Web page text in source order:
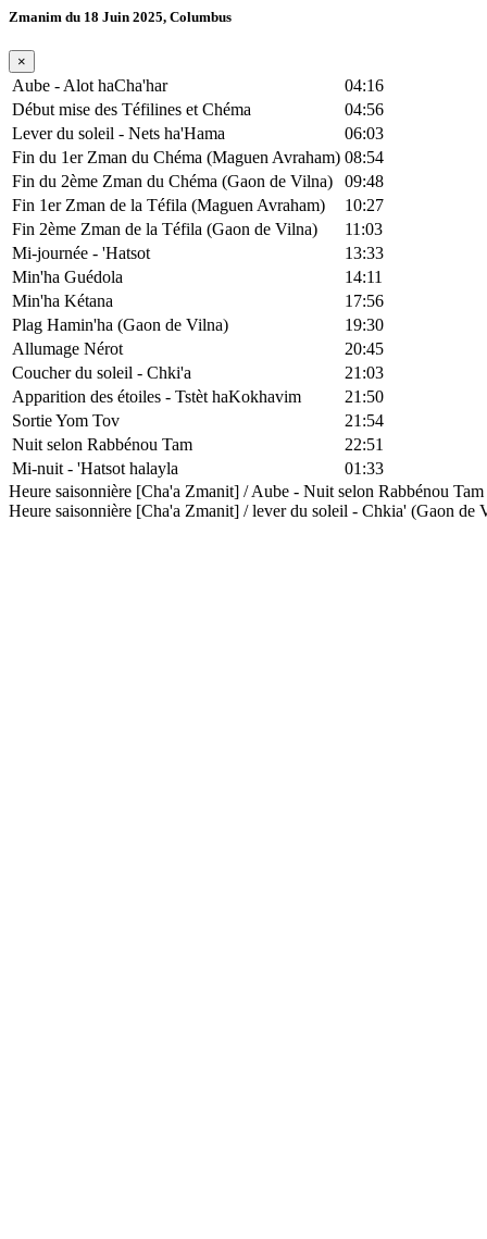
Zmanim du 18 Juin 2025, Columbus
×
Aube - Alot haCha'har
04:16
Début mise des Téfilines et Chéma
04:56
Lever du soleil - Nets ha'Hama
06:03
Fin du 1er Zman du Chéma (Maguen Avraham) 08:54
Fin du 2ème Zman du Chéma (Gaon de Vilna)
09:48
Fin 1er Zman de la Téfila (Maguen Avraham)
10:27
Fin 2ème Zman de la Téfila (Gaon de Vilna)
11:03
Mi-journée - 'Hatsot
13:33
Min'ha Guédola
14:11
Min'ha Kétana
17:56
Plag Hamin'ha (Gaon de Vilna)
19:30
Allumage Nérot
20:45
Coucher du soleil - Chki'a
21:03
Apparition des étoiles - Tstèt haKokhavim
21:50
Sortie Yom Tov
21:54
Nuit selon Rabbénou Tam
22:51
Mi-nuit - 'Hatsot halayla
01:33
Heure saisonnière [Cha'a Zmanit] / Aube - Nuit selon Rabbénou
Heure saisonnière [Cha'a Zmanit] / lever du soleil - Chkia' (Gaon de